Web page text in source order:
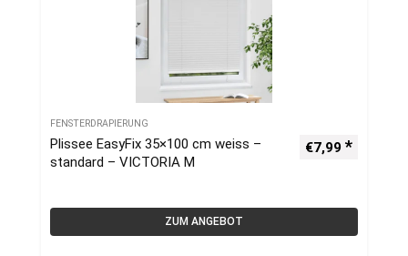
FENSTERDRAPIERUNG
Plissee EasyFix 35×100 cm weiss –
standard – VICTORIA M
€7,99
ZUM ANGEBOT